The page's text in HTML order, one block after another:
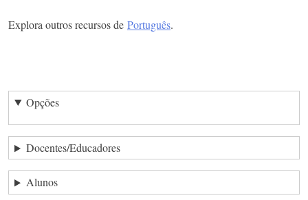
Explora outros recursos de Português.
Opções
Docentes/Educadores
Alunos